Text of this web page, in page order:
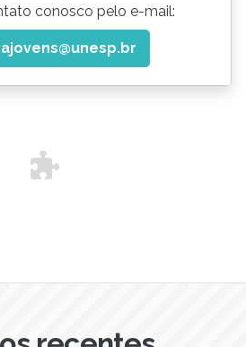
conosco pelo e-mail: